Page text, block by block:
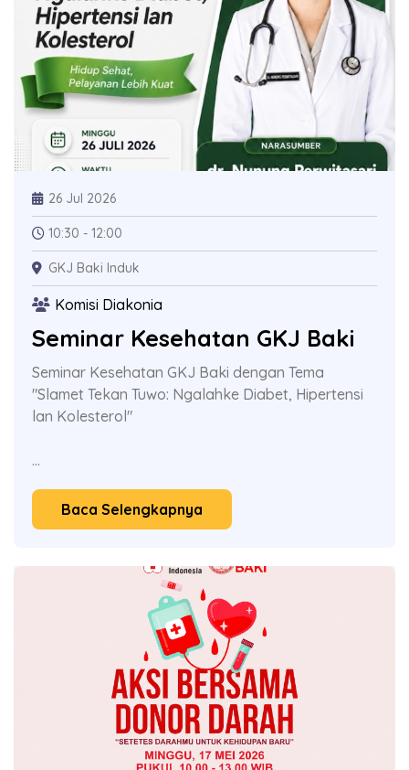
26 Jul 2026
10:30 - 12:00
GKJ Baki Induk
Komisi Diakonia
Seminar Kesehatan GKJ Baki
Seminar Kesehatan GKJ Baki dengan Tema
"Slamet Tekan Tuwo: Ngalahke Diabet, Hipertensi
lan Kolesterol"
...
Baca Selengkapnya